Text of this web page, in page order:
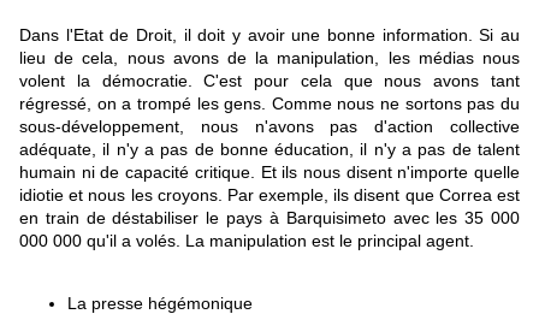
Dans l'Etat de Droit, il doit y avoir une bonne information. Si au
lieu de cela, nous avons de la manipulation, les médias nous
volent la démocratie. C'est pour cela que nous avons tant
régressé, on a trompé les gens. Comme nous ne sortons pas du
sous-développement, nous n'avons pas d'action collective
adéquate, il n'y a pas de bonne éducation, il n'y a pas de talent
humain ni de capacité critique. Et ils nous disent n'importe quelle
idiotie et nous les croyons. Par exemple, ils disent que Correa est
en train de déstabiliser le pays à Barquisimeto avec les 35 000
000 000 qu'il a volés. La manipulation est le principal agent.
La presse hégémonique